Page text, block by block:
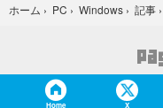
ホーム › PC › Windows › 記事 ›
Home X